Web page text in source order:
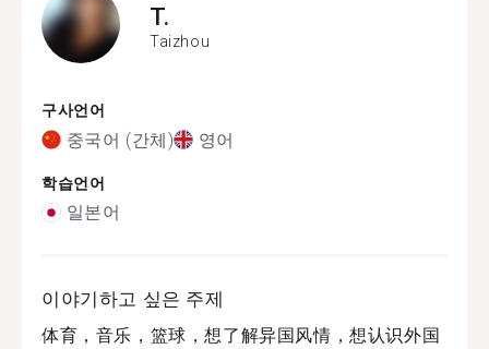
T.
Taizhou
구사언어
중국어 (간체) 영어
학습언어
일본어
이야기하고 싶은 주제
体育，音乐，篮球，想了解异国风情，想认识外国